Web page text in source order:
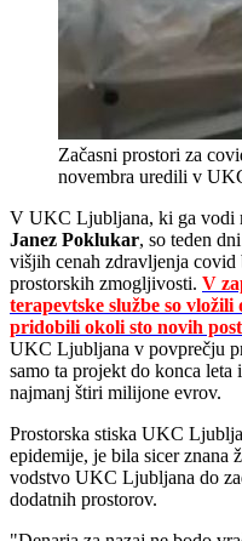
Začasni prostori za
novembra uredili v
V UKC Ljubljana, ki ga vodi
Janez Poklukar, so teden
višjih cenah zdravljenja
prostorskih zmogljivosti. V
terapevtske službe so
pridobili okoli sto novih
UKC Ljubljana v povprečju
samo ta projekt do konca leta
najmanj štiri milijone evrov.
Prostorska stiska UKC
epidemije, je bila sicer znana
vodstvo UKC Ljubljana do
dodatnih prostorov.